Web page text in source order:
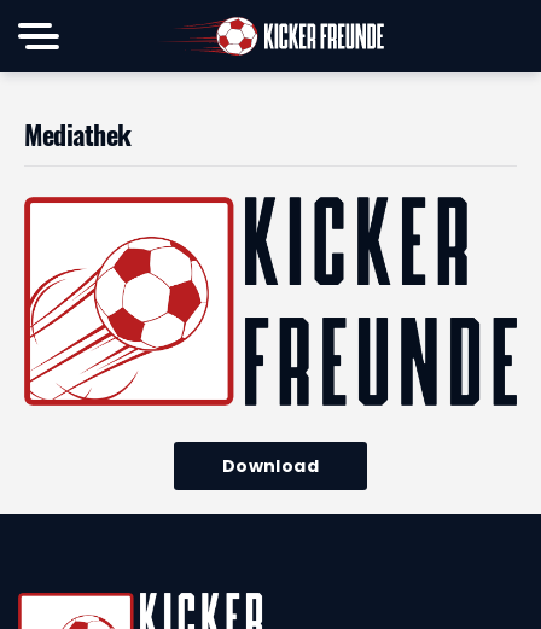
Mediathek
Download